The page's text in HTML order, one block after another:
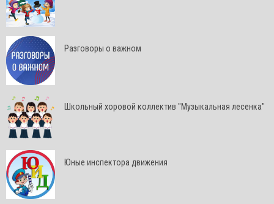
Разговоры о важном
Школьный хоровой коллектив "Музыкальная лесенка"
Юные инспектора движения